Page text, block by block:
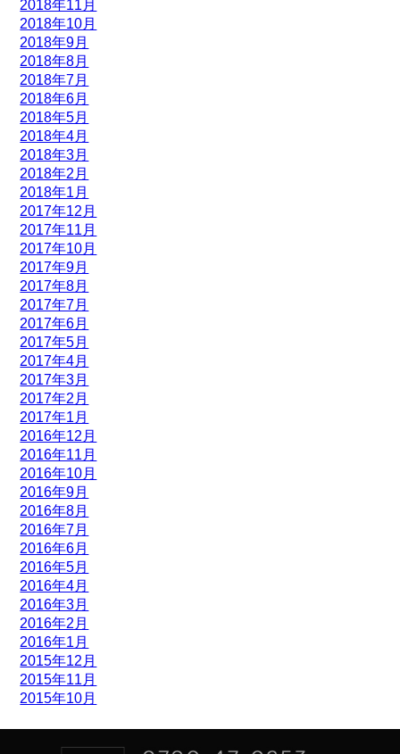
2018年11月
2018年10月
2018年9月
2018年8月
2018年7月
2018年6月
2018年5月
2018年4月
2018年3月
2018年2月
2018年1月
2017年12月
2017年11月
2017年10月
2017年9月
2017年8月
2017年7月
2017年6月
2017年5月
2017年4月
2017年3月
2017年2月
2017年1月
2016年12月
2016年11月
2016年10月
2016年9月
2016年8月
2016年7月
2016年6月
2016年5月
2016年4月
2016年3月
2016年2月
2016年1月
2015年12月
2015年11月
2015年10月